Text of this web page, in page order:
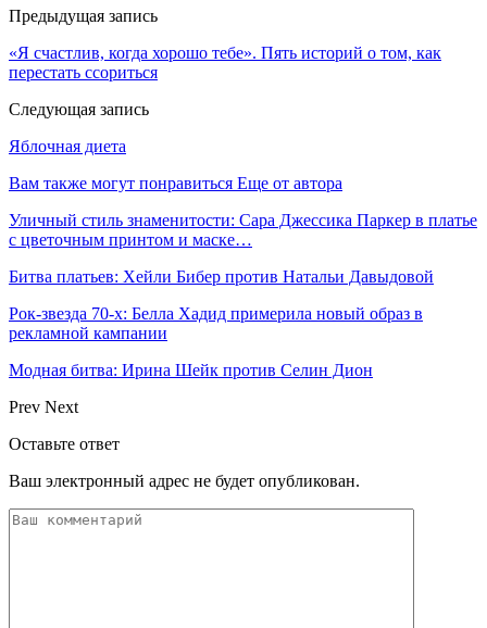
Предыдущая запись
«Я счастлив, когда хорошо тебе». Пять историй о том, как
перестать ссориться
Следующая запись
Яблочная диета
Вам также могут понравиться Еще от автора
Уличный стиль знаменитости: Сара Джессика Паркер в платье
с цветочным принтом и маске…
Битва платьев: Хейли Бибер против Натальи Давыдовой
Рок-звезда 70-х: Белла Хадид примерила новый образ в
рекламной кампании
Модная битва: Ирина Шейк против Селин Дион
Prev Next
Оставьте ответ
Ваш электронный адрес не будет опубликован.